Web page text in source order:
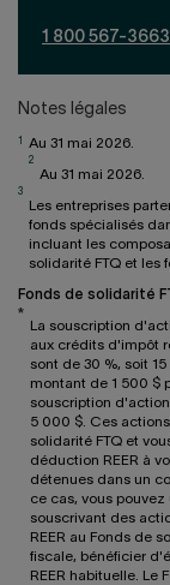
1 800 567-3663
Notes légales
Au 31 mai 2026.
2
Au 31 mai 2026.
3
Les entreprises
fonds spécialisés
incluant les
solidarité FTQ et les
Fonds de solidarité
*
La souscription
aux crédits d'impôt
sont de 30 %, soit
montant de 1 500 $
souscription
5 000 $. Ces
solidarité FTQ et
déduction REER à
détenues dans un
ce cas, vous
souscrivant des
REER au Fonds de
fiscale, bénéficier
REER habituelle. Le